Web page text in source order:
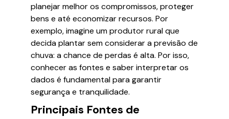
planejar melhor os compromissos, proteger
bens e até economizar recursos. Por
exemplo, imagine um produtor rural que
decida plantar sem considerar a previsão de
chuva: a chance de perdas é alta. Por isso,
conhecer as fontes e saber interpretar os
dados é fundamental para garantir
segurança e tranquilidade.
Principais Fontes de